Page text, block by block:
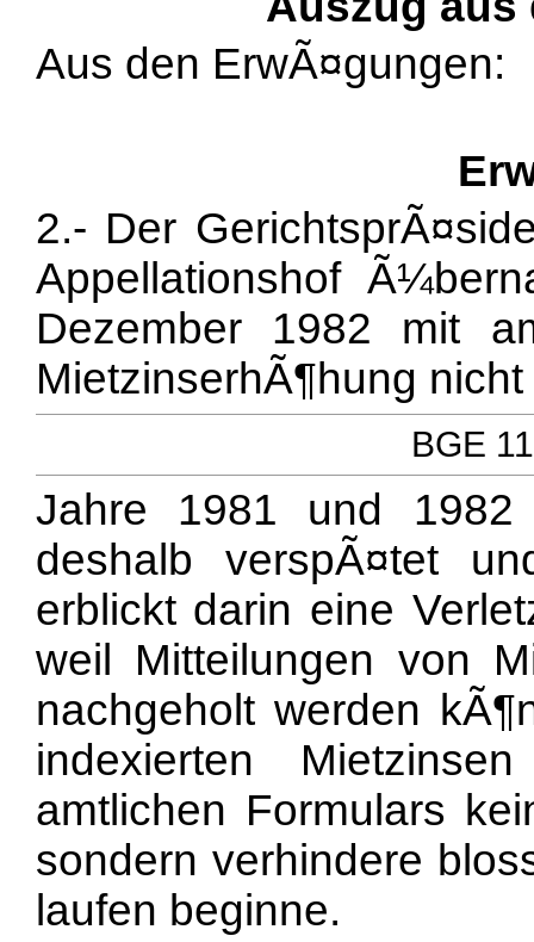
Aus den ErwÃ¤gungen:
2.- Der
Appellationshof
Dezember 1982 mit
MietzinserhÃ¶hung
BGE
Jahre 1981 und 1982
deshalb verspÃ¤tet
erblickt darin eine
weil Mitteilungen von
nachgeholt werden
indexierten
amtlichen Formulars
sondern verhindere
laufen beginne.